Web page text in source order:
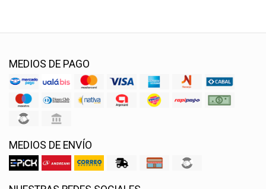
MEDIOS DE PAGO
MEDIOS DE ENVÍO